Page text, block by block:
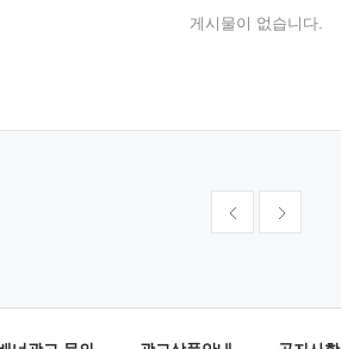
게시물이 없습니다.